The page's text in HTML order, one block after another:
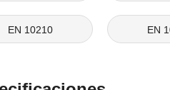
EN 10210 EN